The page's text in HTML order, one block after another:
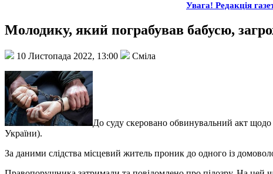
Увага! Редакція
Молодику, який пограбував бабусю,
10 Листопада 2022, 13:00 Сміла
До суду скеровано обвинувальний акт
України).
За даними слідства місцевий житель проник до одного із